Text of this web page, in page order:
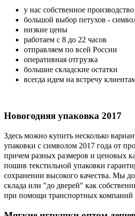
у нас собственное
большой выбор петухов -
низкие цены
работаем с 8 до 22 часов
отправляем по всей России
оперативная отгрузка
большие складские остатки
всегда идем на встречу
Новогодняя упаковка 2017
Здесь можно купить несколько
упаковки с символом 2017 года от
причем разных размеров и ценовых
пошив текстильной упаковки
сохранении высокого качества. Мы
склада или "до дверей" как
при помощи транспортных компаний